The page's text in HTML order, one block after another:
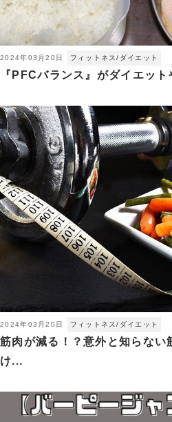
2024年03月20日 フィットネス/ダイエット
『PFCバランス』がダイエッ
2024年03月20日 フィットネス/ダイエット
筋肉が減る！？意外と知らない
け...